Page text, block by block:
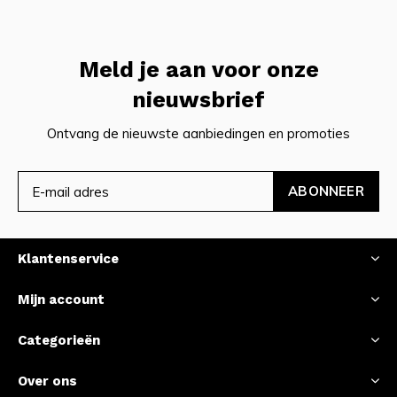
Meld je aan voor onze
nieuwsbrief
Ontvang de nieuwste aanbiedingen en promoties
ABONNEER
Klantenservice
Mijn account
Categorieën
Over ons